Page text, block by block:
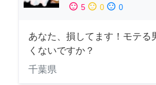
sentiment_satisfied 5 sentiment_neutral 0 sentiment_dissatisfied 0
あなた、損してます！モテる
くないですか？
千葉県